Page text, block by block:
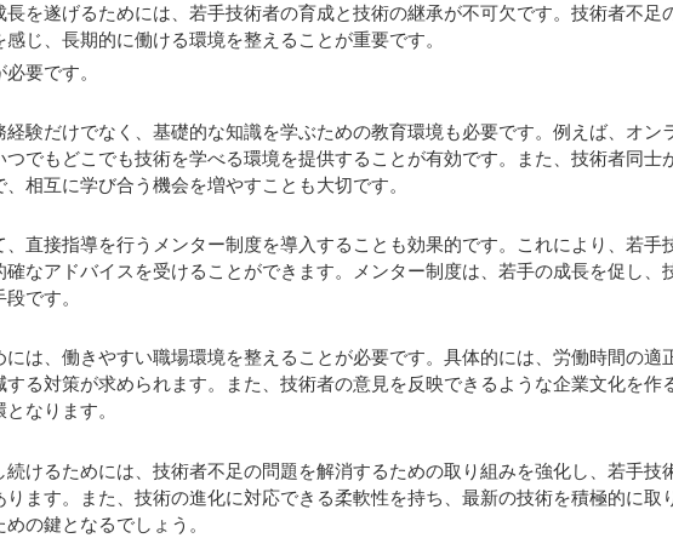
を遂げるためには、若手技術者の育成と技術の継承が不可欠です。技術者不足
じ、長期的に働ける環境を整えることが重要です。
要です。
験だけでなく、基礎的な知識を学ぶための教育環境も必要です。例えば、オン
でもどこでも技術を学べる環境を提供することが有効です。また、技術者同士
相互に学び合う機会を増やすことも大切です。
直接指導を行うメンター制度を導入することも効果的です。これにより、若手
なアドバイスを受けることができます。メンター制度は、若手の成長を促し、
です。
は、働きやすい職場環境を整えることが必要です。具体的には、労働時間の適
る対策が求められます。また、技術者の意見を反映できるような企業文化を作
なります。
けるためには、技術者不足の問題を解消するための取り組みを強化し、若手技
ます。また、技術の進化に対応できる柔軟性を持ち、最新の技術を積極的に取
の鍵となるでしょう。